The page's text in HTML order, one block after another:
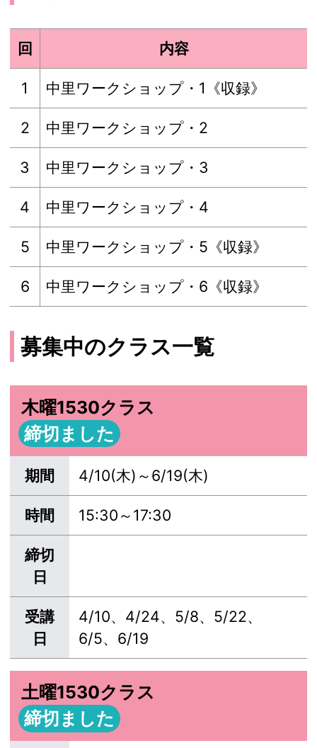
回 内容
1 中里ワークショップ・1《収録》
2 中里ワークショップ・2
3 中里ワークショップ・3
4 中里ワークショップ・4
5 中里ワークショップ・5《収録》
6 中里ワークショップ・6《収録》
募集中のクラス一覧
木曜1530クラス
締切ました
期間 4/10(木)～6/19(木)
時間 15:30～17:30
締切
日
受講
日
4/10、4/24、5/8、5/22、
6/5、6/19
土曜1530クラス
締切ました